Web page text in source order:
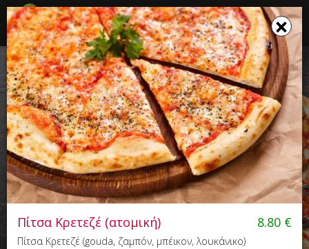
☰
ΚΑΛΥΒΑ
Πίτσα - Ζυμαρικά, Fast Food
5.00+
Ελ. Βενιζέλου 114, Χρυσούπολη Καβάλας
Το καλάθι σου ενημερώθηκε ×
Πίτσα Κρετεζέ (ατομική) 8.80 €
Πίτσα Κρετεζέ (gouda, ζαμπόν, μπέικον, λουκάνικο)
×